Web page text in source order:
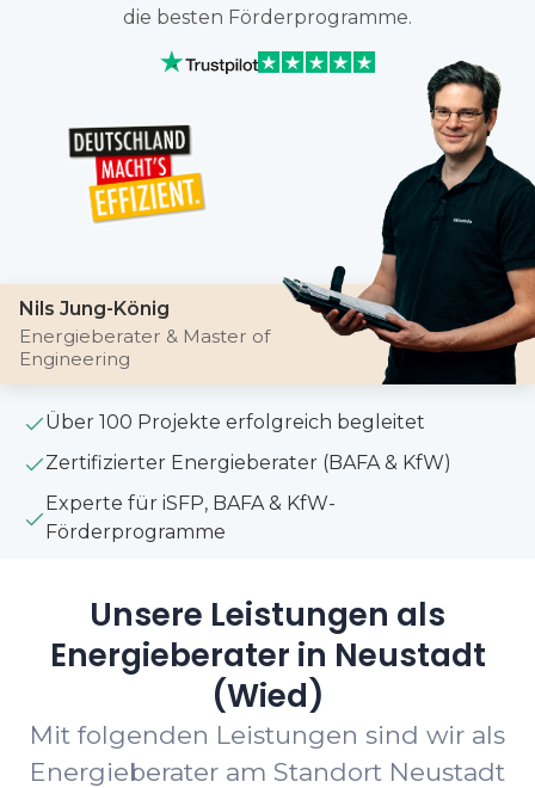
die besten Förderprogramme.
Nils Jung-König
Energieberater & Master of
Engineering
Über 100 Projekte erfolgreich begleitet
Zertifizierter Energieberater (BAFA & KfW)
Experte für iSFP, BAFA & KfW-
Förderprogramme
Unsere Leistungen als
Energieberater in Neustadt
(Wied)
Mit folgenden Leistungen sind wir als
Energieberater am Standort Neustadt